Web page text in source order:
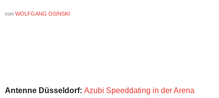
von WOLFGANG OSINSKI
Antenne Düsseldorf: Azubi Speeddating in der Arena